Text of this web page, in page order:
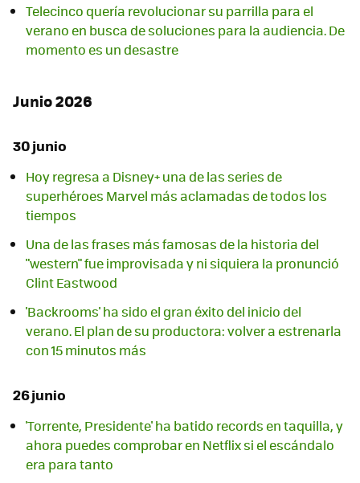
Telecinco quería revolucionar su parrilla para el
verano en busca de soluciones para la audiencia. De
momento es un desastre
Junio 2026
30 junio
Hoy regresa a Disney+ una de las series de
superhéroes Marvel más aclamadas de todos los
tiempos
Una de las frases más famosas de la historia del
"western" fue improvisada y ni siquiera la pronunció
Clint Eastwood
'Backrooms' ha sido el gran éxito del inicio del
verano. El plan de su productora: volver a estrenarla
con 15 minutos más
26 junio
'Torrente, Presidente' ha batido records en taquilla, y
ahora puedes comprobar en Netflix si el escándalo
era para tanto